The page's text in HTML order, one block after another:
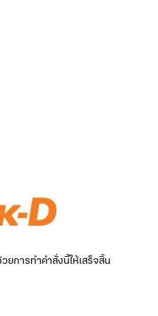
การทำคำสั่งนี้ให้เสร็จสิ้น